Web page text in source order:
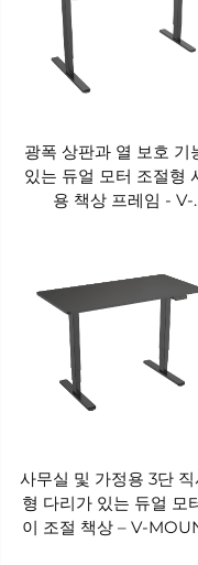
광폭 상판과 열 보호 기
있는 듀얼 모터 조절형
용 책상 프레임 - V-
사무실 및 가정용 3단
형 다리가 있는 듀얼 모
이 조절 책상 – V-